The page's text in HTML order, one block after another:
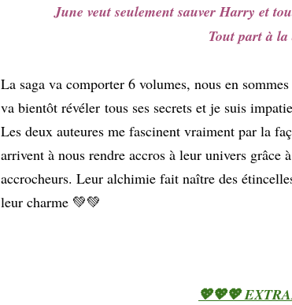
June veut seulement sauver Harry et
Tout part à la
La saga va comporter 6 volumes, nous en
va bientôt révéler tous ses secrets et je suis
Les deux auteures me fascinent vraiment par la
arrivent à nous rendre accros à leur univers grâce
accrocheurs. Leur alchimie fait naître des
leur charme 💚💚
💖💖💖